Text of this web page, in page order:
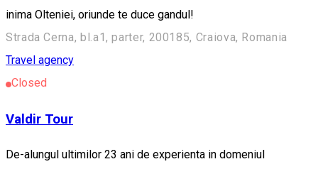
inima Olteniei, oriunde te duce gandul!
Strada Cerna, bl.a1, parter, 200185, Craiova, Romania
Travel agency
Closed
Valdir Tour
De-alungul ultimilor 23 ani de experienta in domeniul